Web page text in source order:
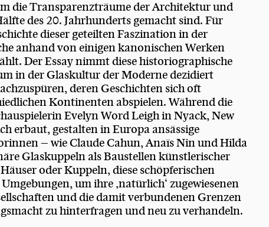
die Transparenzträume der Architektur und
des 20. Jahrhunderts gemacht sind. Für
dieser geteilten Faszination in der
anhand von einigen kanonischen Werken
Der Essay nimmt diese historiographische
in der Glaskultur der Moderne dezidiert
deren Geschichten sich oft
Kontinenten abspielen. Während die
Evelyn Word Leigh in Nyack, New
erbaut, gestalten in Europa ansässige
– wie Claude Cahun, Anaïs Nin und Hilda
Glaskuppeln als Baustellen künstlerischer
oder Kuppeln, diese schöpferischen
um ihre ‚natürlich‘ zugewiesenen
und die damit verbundenen Grenzen
zu hinterfragen und neu zu verhandeln.